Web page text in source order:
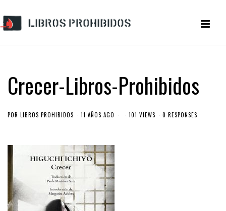
Crecer-Libros-Prohibidos
POR LIBROS PROHIBIDOS 11 AÑOS AGO 101 VIEWS 0 RESPONSES